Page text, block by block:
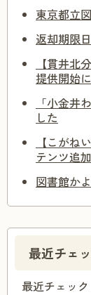
東京都立
返却期限
【貫井北
提供開始
「小金井
した
【こがね
テンツ追
図書館か
最近チェ
最近チェッ